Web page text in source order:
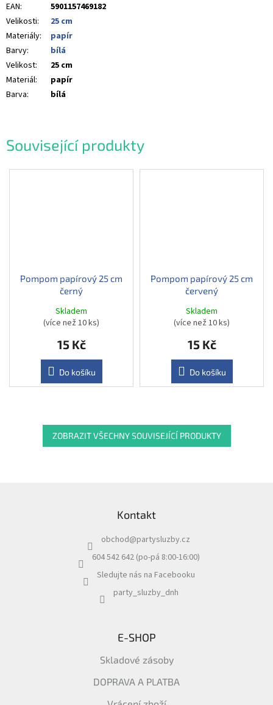
Související produkty
Pompom papírový 25 cm
černý
Skladem
(více než 10 ks)
15 Kč
Do košíku
Pompom papírový 25 cm
červený
Skladem
(více než 10 ks)
15 Kč
Do košíku
ZOBRAZIT VŠECHNY SOUVISEJÍCÍ PRODUKTY
EAN:
5901157469182
Velikosti:
25 cm
Materiály:
papír
Barvy:
bílá
Velikost:
25 cm
Materiál:
papír
Barva: bílá
Kontakt
obchod@partysluzby.cz
604 542 642 (po-pá 8:00-16:00)
Sledujte nás na Facebooku
party_sluzby_dnh
E-SHOP
Skladové zásoby
DOPRAVA A PLATBA